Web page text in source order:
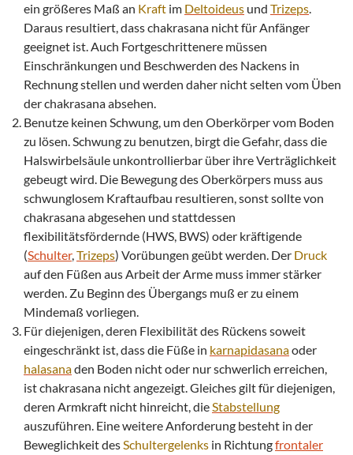
ein größeres Maß an Kraft im Deltoideus und Trizeps.
Daraus resultiert, dass chakrasana nicht für Anfänger
geeignet ist. Auch Fortgeschrittenere müssen
Einschränkungen und Beschwerden des Nackens in
Rechnung stellen und werden daher nicht selten vom Üben
der chakrasana absehen.
Benutze keinen Schwung, um den Oberkörper vom Boden
zu lösen. Schwung zu benutzen, birgt die Gefahr, dass die
Halswirbelsäule unkontrollierbar über ihre Verträglichkeit
gebeugt wird. Die Bewegung des Oberkörpers muss aus
schwunglosem Kraftaufbau resultieren, sonst sollte von
chakrasana abgesehen und stattdessen
flexibilitätsfördernde (HWS, BWS) oder kräftigende
(Schulter,Trizeps) Vorübungen geübt werden. Der Druck
auf den Füßen aus Arbeit der Arme muss immer stärker
werden. Zu Beginn des Übergangs muß er zu einem
Mindemaß vorliegen.
Für diejenigen, deren Flexibilität des Rückens soweit
eingeschränkt ist, dass die Füße in karnapidasanaoder
halasanaden Boden nicht oder nur schwerlich erreichen,
ist chakrasana nicht angezeigt. Gleiches gilt für diejenigen,
deren Armkraft nicht hinreicht, dieStabstellung
auszuführen. Eine weitere Anforderung besteht in der
Beweglichkeit desSchultergelenks in Richtungfrontaler